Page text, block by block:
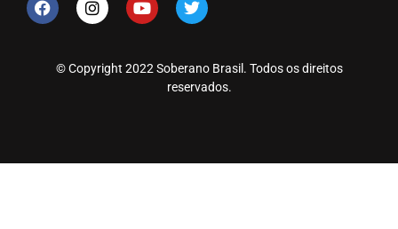
© Copyright 2022 Soberano Brasil. Todos os direitos
reservados.